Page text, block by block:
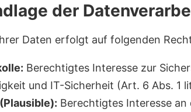
der
Daten erfolgt auf folgenden
Berechtigtes Interesse zur
und IT-Sicherheit (Art. 6 Abs. 1
Berechtigtes Interesse